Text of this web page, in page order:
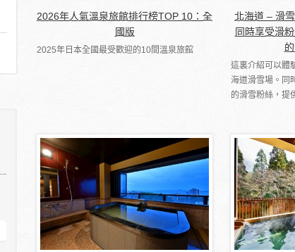
2026年人氣溫泉旅館排行榜TOP 10：全
國版
2025年日本全國最受歡迎的10間溫泉旅館
北海道 – 滑
同時享受滑
這裏介紹可以體
海道滑雪場。同
的滑雪粉絲，提